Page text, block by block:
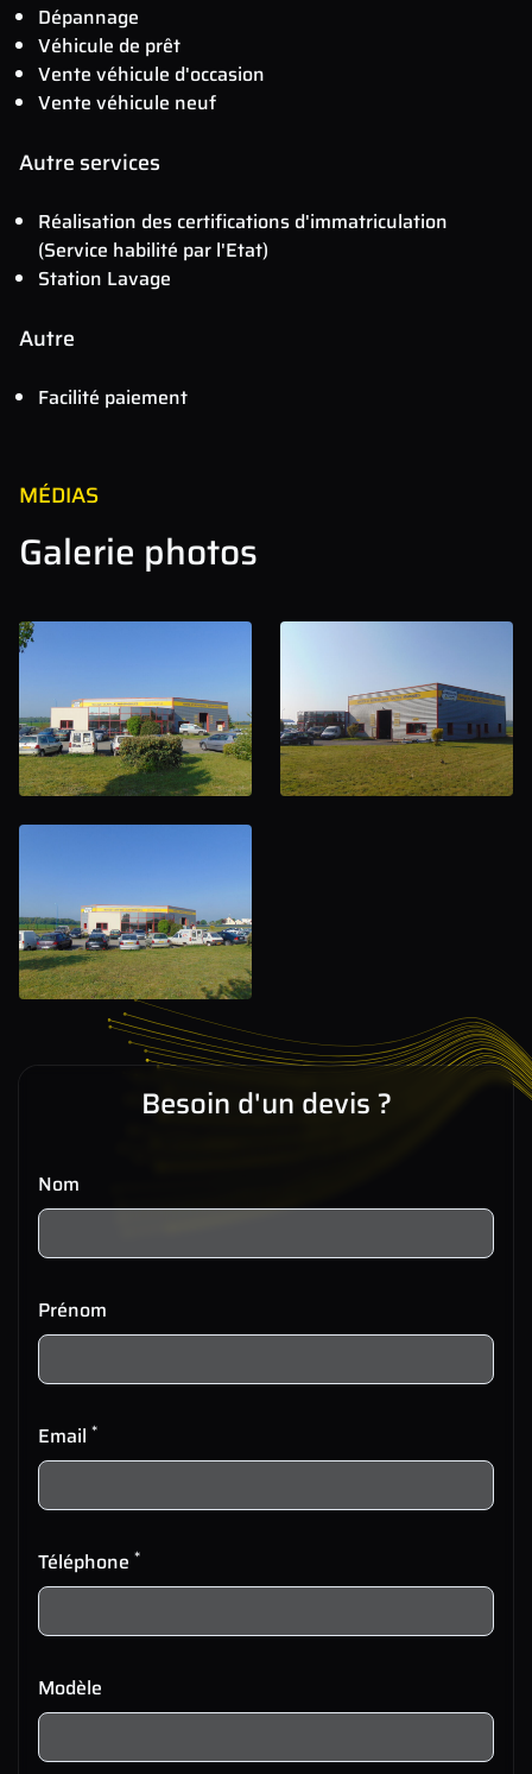
Dépannage
Véhicule de prêt
Vente véhicule d'occasion
Vente véhicule neuf
Autre services
Réalisation des certifications d'immatriculation
(Service habilité par l'Etat)
Station Lavage
Autre
Facilité paiement
MÉDIAS
Galerie photos
Besoin d'un devis ?
Nom
Prénom
Email *
Téléphone *
Modèle